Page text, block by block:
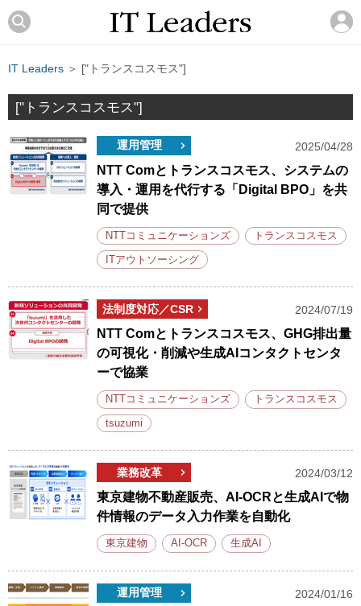
IT Leaders ＞ ["トランスコスモス"]
["トランスコスモス"]
運用管理 2025/04/28
NTT Comとトランスコスモス、システムの
導入・運用を代行する「Digital BPO」を共
同で提供
NTTコミュニケーションズ トランスコスモス
ITアウトソーシング
法制度対応／CSR 2024/07/19
NTT Comとトランスコスモス、GHG排出量
の可視化・削減や生成AIコンタクトセンタ
ーで協業
NTTコミュニケーションズ トランスコスモス
tsuzumi
業務改革 2024/03/12
東京建物不動産販売、AI-OCRと生成AIで物
件情報のデータ入力作業を自動化
東京建物 AI-OCR 生成AI
運用管理 2024/01/16